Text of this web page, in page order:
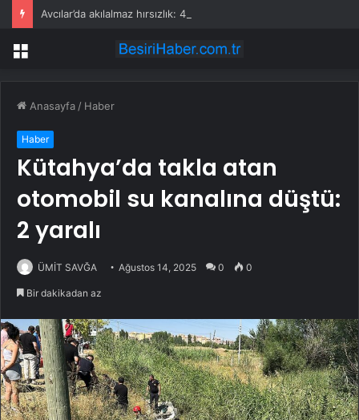
Menü
Anasayfa / Haber
Haber
Kütahya’da takla atan
otomobil su kanalına düştü:
2 yaralı
ÜMİT SAVĞA Ağustos 14, 2025 0 0
Bir dakikadan az